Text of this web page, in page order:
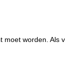
worden.